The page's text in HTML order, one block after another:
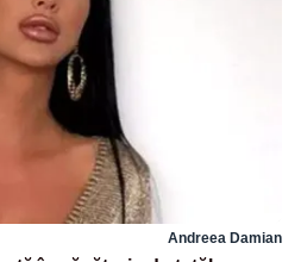
Andreea Damian